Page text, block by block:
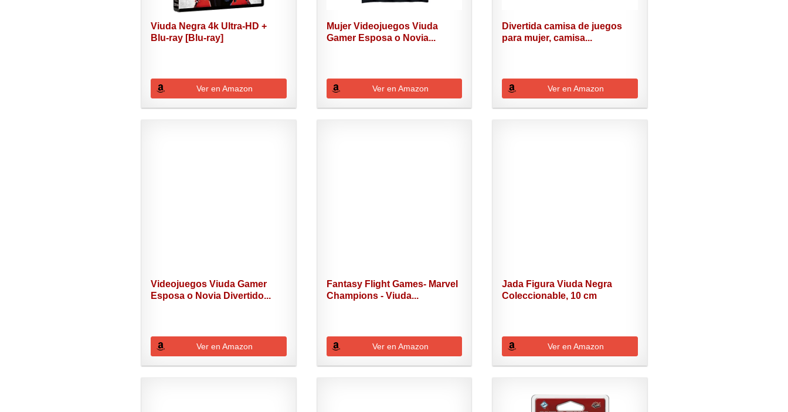
Viuda Negra 4k Ultra-HD +
Blu-ray [Blu-ray]
Ver en Amazon
Mujer Videojuegos Viuda
Gamer Esposa o Novia...
Ver en Amazon
Divertida camisa de juegos
para mujer, camisa...
Ver en Amazon
Videojuegos Viuda Gamer
Esposa o Novia Divertido...
Ver en Amazon
Fantasy Flight Games- Marvel
Champions - Viuda...
Ver en Amazon
Jada Figura Viuda Negra
Coleccionable, 10 cm
Ver en Amazon